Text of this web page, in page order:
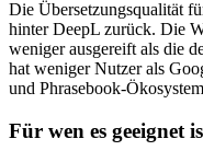
Die Übersetzungsqualität
hinter DeepL zurück. Die
weniger ausgereift als die
hat weniger Nutzer als
und Phrasebook-
Für wen es geeignet